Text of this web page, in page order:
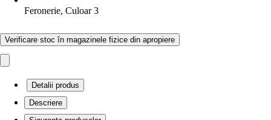
Feronerie, Culoar 3
Verificare stoc în magazinele fizice din apropiere
Detalii produs
Descriere